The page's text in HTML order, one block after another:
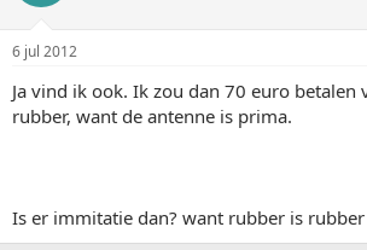
6 jul 2012
Ja vind ik ook. Ik zou dan 70 euro betalen
rubber, want de antenne is prima.
Is er immitatie dan? want rubber is